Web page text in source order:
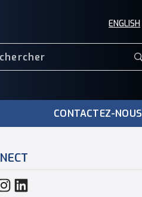
ENGLISH
CONTACTEZ-NOUS